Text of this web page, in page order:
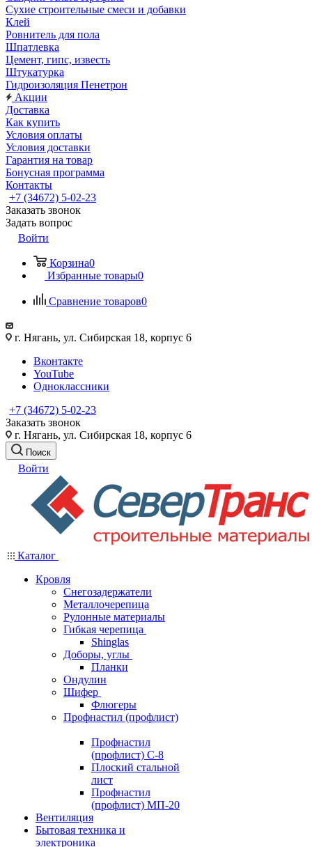
Сухие строительные смеси и добавки
Клей
Ровнитель для пола
Шпатлевка
Цемент, гипс, известь
Штукатурка
Гидроизоляция Пенетрон
Акции
Доставка
Как купить
Условия оплаты
Условия доставки
Гарантия на товар
Бонусная программа
Контакты
+7 (34672) 5-02-23
Заказать звонок
Задать вопрос
Войти
Корзина0
Избранные товары0
Сравнение товаров0
г. Нягань, ул. Сибирская 18, корпус 6
Вконтакте
YouTube
Одноклассники
+7 (34672) 5-02-23
Заказать звонок
г. Нягань, ул. Сибирская 18, корпус 6
Поиск
Войти
Каталог
Кровля
Снегозадержатели
Металлочерепица
Рулонные материалы
Гибкая черепица
Shinglas
Доборы, углы
Планки
Ондулин
Шифер
Флюгеры
Профнастил (профлист)
Профнастил
(профлист) С-8
Плоский стальной
лист
Профнастил
(профлист) МП-20
Вентиляция
Бытовая техника и
электроника